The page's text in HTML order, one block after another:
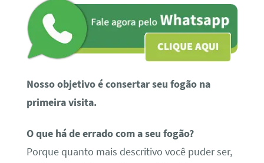
Nosso objetivo é consertar seu fogão na
primeira visita.
O que há de errado com a seu fogão?
Porque quanto mais descritivo você puder ser,